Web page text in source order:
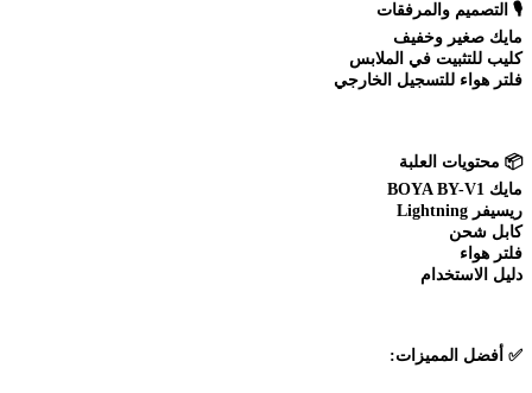
🎙️ التصميم والمرفقات
مايك صغير وخفيف
كليب للتثبيت في الملابس
فلتر هواء للتسجيل الخارجي
📦 محتويات العلبة
مايك BOYA BY-V1
ريسيفر Lightning
كابل شحن
فلتر هواء
دليل الاستخدام
✅ أفضل المميزات: